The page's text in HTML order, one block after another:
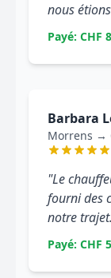
nous
Payé: CHF
Barbara
Morrens →
"Le
fourni des
notre
Payé: CHF